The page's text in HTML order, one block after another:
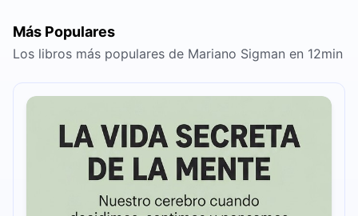
Más Populares
Los libros más populares de Mariano Sigman en 12min